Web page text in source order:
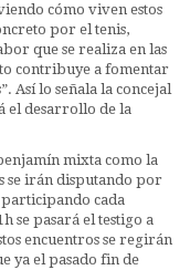
cómo viven estos
por el tenis,
que se realiza en las
contribuye a fomentar
Así lo señala la concejal
el desarrollo de la
mixta como la
se irán disputando por
cada
se pasará el testigo a
encuentros se regirán
ya el pasado fin de